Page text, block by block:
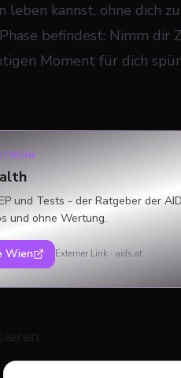
leben kannst, ohne dich
befindest: Nimm
Moment für dich
und Tests - der Ratgeber der
und ohne Wertung.
Wien Externer Link · aids.at